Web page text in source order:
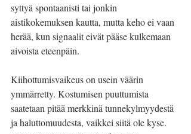
syttyä spontaanisti tai jonkin
aistikokemuksen kautta, mutta keho ei vaan
herää, kun signaalit eivät pääse kulkemaan
aivoista eteenpäin.
Kiihottumisvaikeus on usein väärin
ymmärretty. Kostumisen puuttumista
saatetaan pitää merkkinä tunnekylmyydestä
ja haluttomuudesta, vaikkei siitä ole kyse.